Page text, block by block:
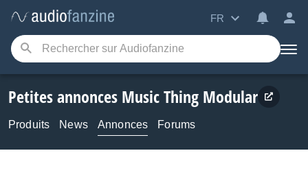
FR
Petites annonces Music Thing Modular
Produits News Annonces Forums